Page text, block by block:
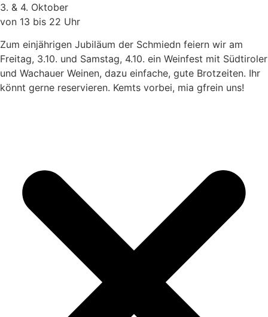
3. & 4. Oktober
von 13 bis 22 Uhr
Zum einjährigen Jubiläum der Schmiedn feiern wir am
Freitag, 3.10. und Samstag, 4.10. ein Weinfest mit Südtiroler
und Wachauer Weinen, dazu einfache, gute Brotzeiten. Ihr
könnt gerne reservieren. Kemts vorbei, mia gfrein uns!